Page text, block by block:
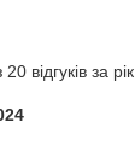
відгуків за рік